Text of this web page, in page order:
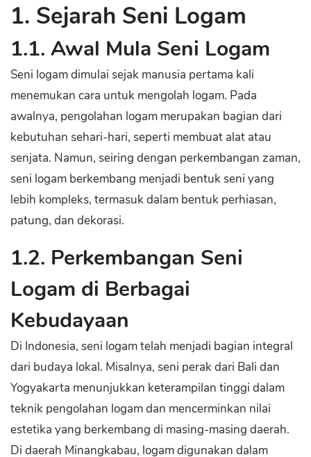
1. Sejarah Seni Logam
1.1. Awal Mula Seni Logam
Seni logam dimulai sejak manusia pertama kali
menemukan cara untuk mengolah logam. Pada
awalnya, pengolahan logam merupakan bagian dari
kebutuhan sehari-hari, seperti membuat alat atau
senjata. Namun, seiring dengan perkembangan zaman,
seni logam berkembang menjadi bentuk seni yang
lebih kompleks, termasuk dalam bentuk perhiasan,
patung, dan dekorasi.
1.2. Perkembangan Seni
Logam di Berbagai
Kebudayaan
Di Indonesia, seni logam telah menjadi bagian integral
dari budaya lokal. Misalnya, seni perak dari Bali dan
Yogyakarta menunjukkan keterampilan tinggi dalam
teknik pengolahan logam dan mencerminkan nilai
estetika yang berkembang di masing-masing daerah.
Di daerah Minangkabau, logam digunakan dalam